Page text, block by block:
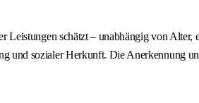
schätzt – unabhängig von
und sozialer Herkunft. Die Anerkennung